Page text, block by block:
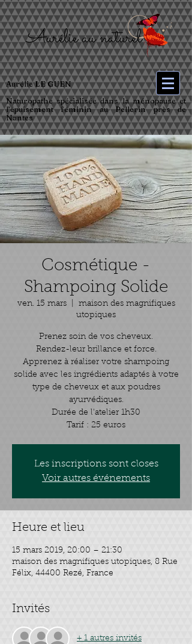
Aurélie LE GUEN
Naturopathe spécialisée dans la ménopause et
l’épuisement féminin au Pellerin près de
Nantes
Cosmétique -
Shampoing Solide
ven. 15 mars
  |
maison des magnifiques
utopiques
Prenez soin de vos cheveux.
Rendez-leur brillance et force.
Apprenez à réaliser votre shampoing
solide avec les ingrédients adaptés à votre
type de cheveux et aux poudres
ayurvédiques.
Durée de l'atelier 1h30
Tarif : 25 euros
Les inscriptions sont closes
Voir autres événements
Heure et lieu
15 mars 2019, 20:00 – 21:30
maison des magnifiques utopiques, 8 Rue
Félix, 44400 Rezé, France
Invités
+ 1 autres invités